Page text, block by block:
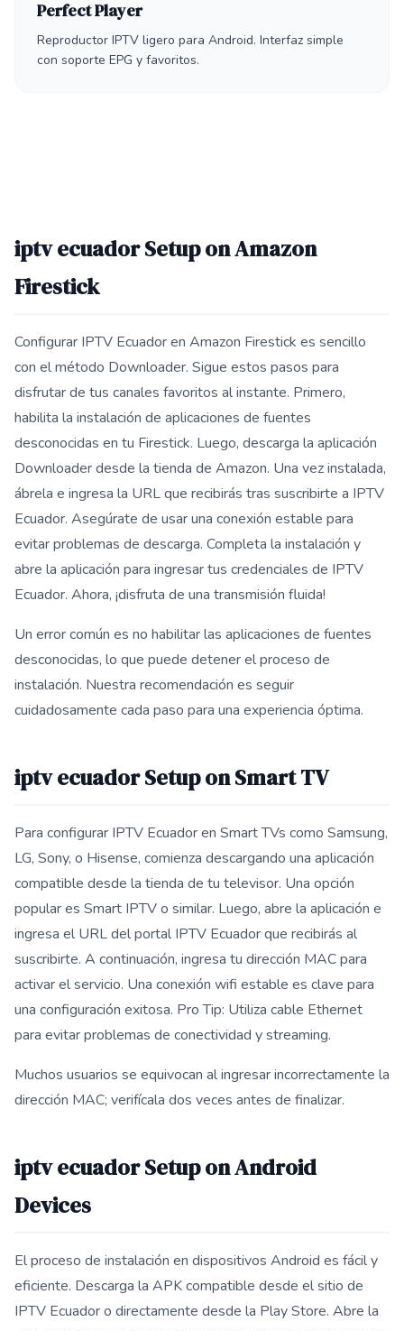
Perfect Player
Reproductor IPTV ligero para Android. Interfaz simple
con soporte EPG y favoritos.
iptv ecuador Setup on Amazon
Firestick
Configurar IPTV Ecuador en Amazon Firestick es sencillo
con el método Downloader. Sigue estos pasos para
disfrutar de tus canales favoritos al instante. Primero,
habilita la instalación de aplicaciones de fuentes
desconocidas en tu Firestick. Luego, descarga la aplicación
Downloader desde la tienda de Amazon. Una vez instalada,
ábrela e ingresa la URL que recibirás tras suscribirte a IPTV
Ecuador. Asegúrate de usar una conexión estable para
evitar problemas de descarga. Completa la instalación y
abre la aplicación para ingresar tus credenciales de IPTV
Ecuador. Ahora, ¡disfruta de una transmisión fluida!
Un error común es no habilitar las aplicaciones de fuentes
desconocidas, lo que puede detener el proceso de
instalación. Nuestra recomendación es seguir
cuidadosamente cada paso para una experiencia óptima.
iptv ecuador Setup on Smart TV
Para configurar IPTV Ecuador en Smart TVs como Samsung,
LG, Sony, o Hisense, comienza descargando una aplicación
compatible desde la tienda de tu televisor. Una opción
popular es Smart IPTV o similar. Luego, abre la aplicación e
ingresa el URL del portal IPTV Ecuador que recibirás al
suscribirte. A continuación, ingresa tu dirección MAC para
activar el servicio. Una conexión wifi estable es clave para
una configuración exitosa. Pro Tip: Utiliza cable Ethernet
para evitar problemas de conectividad y streaming.
Muchos usuarios se equivocan al ingresar incorrectamente la
dirección MAC; verifícala dos veces antes de finalizar.
iptv ecuador Setup on Android
Devices
El proceso de instalación en dispositivos Android es fácil y
eficiente. Descarga la APK compatible desde el sitio de
IPTV Ecuador o directamente desde la Play Store. Abre la